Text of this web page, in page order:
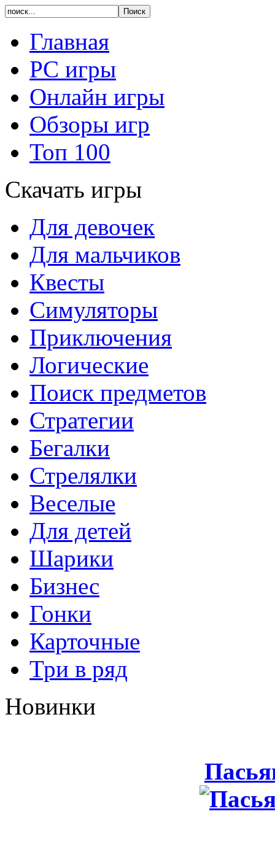
Главная
PC игры
Онлайн игры
Обзоры игр
Топ 100
Скачать игры
Для девочек
Для мальчиков
Квесты
Симуляторы
Приключения
Логические
Поиск предметов
Стратегии
Бегалки
Стрелялки
Веселые
Для детей
Шарики
Бизнес
Гонки
Карточные
Три в ряд
Новинки